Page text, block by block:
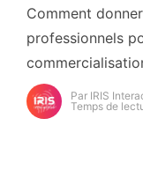
Comment
professionnels
Par IRIS
Temps de